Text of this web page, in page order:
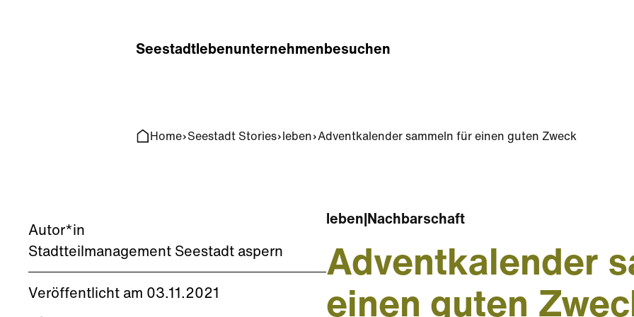
Seestadtlebenunternehmenbesuchen
Home Seestadt Stories leben Adventkalender sammeln für einen guten Zweck
Autor*in
Stadtteilmanagement Seestadt aspern
Veröffentlicht am 03.11.2021
leben Nachbarschaft
Adventkalender
einen guten